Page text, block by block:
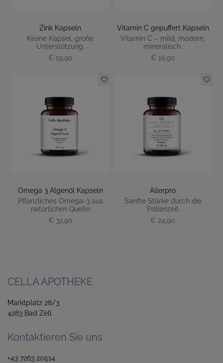
Zink Kapseln
Kleine Kapsel, große
Unterstützung.
€ 19,90
Vitamin C gepuffert Kapseln
Vitamin C – mild, modern,
mineralisch.
€ 16,90
Omega 3 Algenöl Kapseln
Pflanzliches Omega-3 aus
natürlichen Quelle
€ 32,90
Allerpro
Sanfte Stärke durch die
Pollenzeit
€ 24,90
CELLA APOTHEKE
Marktplatz 28/3
4283 Bad Zell
Kontaktieren Sie uns
+43 7263 20514